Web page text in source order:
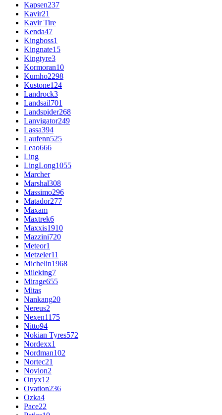
Kapsen237
Kavir21
Kavir Tire
Kenda47
Kingboss1
Kingnate15
Kingtyre3
Kormoran10
Kumho2298
Kustone124
Landrock3
Landsail701
Landspider268
Lanvigator249
Lassa394
Laufenn525
Leao666
Ling
LingLong1055
Marcher
Marshal308
Massimo296
Matador277
Maxam
Maxtrek6
Maxxis1910
Mazzini720
Meteor1
Metzeler11
Michelin1968
Mileking7
Mirage655
Mitas
Nankang20
Nereus2
Nexen1175
Nitto94
Nokian Tyres572
Nordexx1
Nordman102
Nortec21
Novion2
Onyx12
Ovation236
Ozka4
Pace22